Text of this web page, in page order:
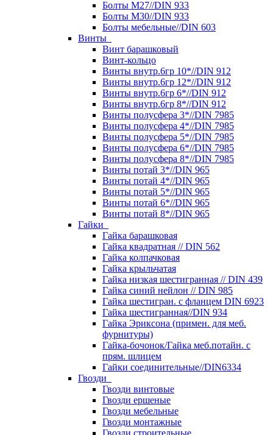
Болты М27//DIN 933
Болты М30//DIN 933
Болты мебельные//DIN 603
Винты
Винт барашковый
Винт-кольцо
Винты внутр.6гр 10*//DIN 912
Винты внутр.6гр 12*//DIN 912
Винты внутр.6гр 6*//DIN 912
Винты внутр.6гр 8*//DIN 912
Винты полусфера 3*//DIN 7985
Винты полусфера 4*//DIN 7985
Винты полусфера 5*//DIN 7985
Винты полусфера 6*//DIN 7985
Винты полусфера 8*//DIN 7985
Винты потай 3*//DIN 965
Винты потай 4*//DIN 965
Винты потай 5*//DIN 965
Винты потай 6*//DIN 965
Винты потай 8*//DIN 965
Гайки
Гайка барашковая
Гайка квадратная // DIN 562
Гайка колпачковая
Гайка крыльчатая
Гайка низкая шестигранная // DIN 439
Гайка синий нейлон // DIN 985
Гайка шестигран. с фланцем DIN 6923
Гайка шестигранная//DIN 934
Гайка Эриксона (примен. для меб.
фурнитуры)
Гайка-бочонок/Гайка меб.потайн. с
прям. шлицем
Гайки соединительные//DIN6334
Гвозди
Гвозди винтовые
Гвозди ершеные
Гвозди мебельные
Гвозди монтажные
Гвозди строительные